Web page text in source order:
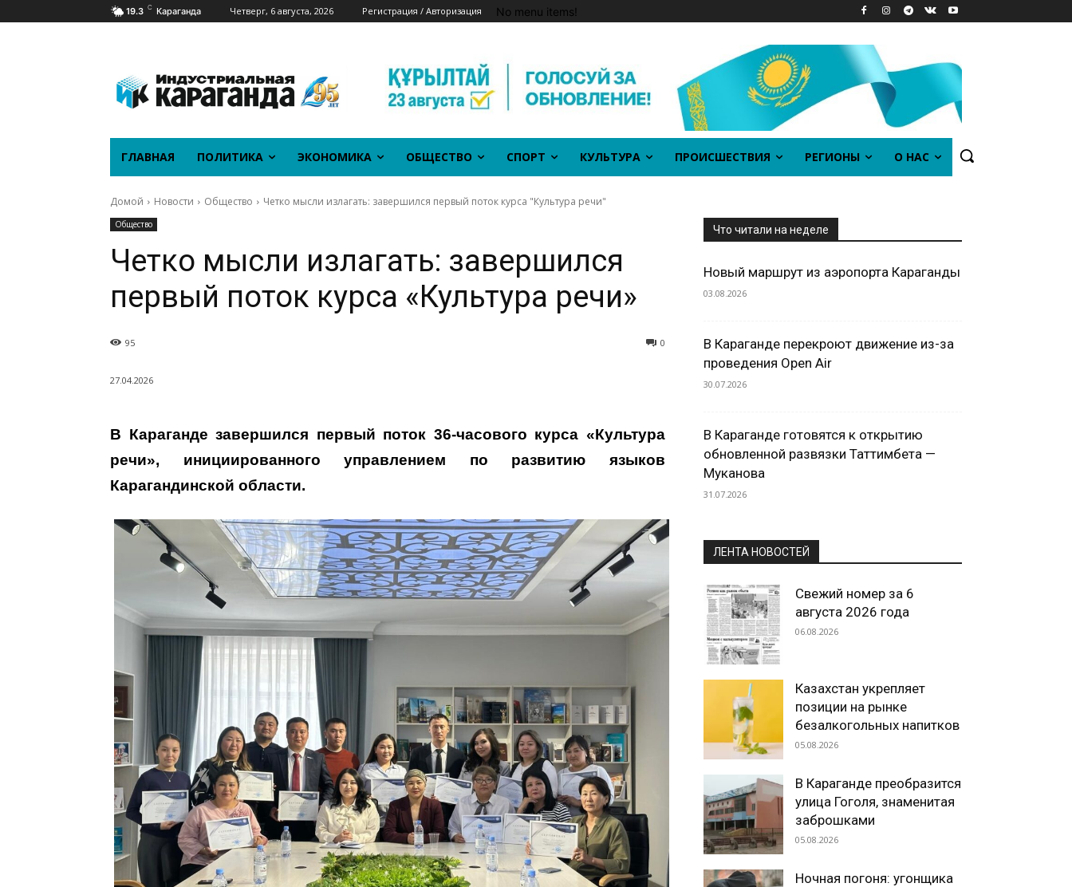
19.3 C Караганда Четверг, 6 августа, 2026 Регистрация / Авторизация No menu items!
ГЛАВНАЯ ПОЛИТИКА ЭКОНОМИКА ОБЩЕСТВО СПОРТ КУЛЬТУРА ПРОИСШЕСТВИЯ РЕГИОНЫ О НАС
Домой Новости Общество Четко мысли излагать: завершился первый поток курса "Культура речи"
Общество
Четко мысли излагать: завершился
первый поток курса «Культура речи»
0
95
27.04.2026
В Караганде завершился первый поток 36-часового курса «Культура
речи», инициированного управлением по развитию языков
Карагандинской области.
Что читали на неделе
Новый маршрут из аэропорта Караганды
03.08.2026
В Караганде перекроют движение из-за
проведения Open Air
30.07.2026
В Караганде готовятся к открытию
обновленной развязки Таттимбета —
Муканова
31.07.2026
ЛЕНТА НОВОСТЕЙ
Свежий номер за 6
августа 2026 года
06.08.2026
Казахстан укрепляет
позиции на рынке
безалкогольных напитков
05.08.2026
В Караганде преобразится
улица Гоголя, знаменитая
заброшками
05.08.2026
Ночная погоня: угонщика